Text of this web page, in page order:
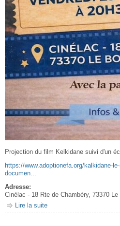
Projection du film Kelkidane suivi d'un
https://www.adoptionefa.org/kalkidane-
documen...
Adresse:
Cinélac - 18 Rte de Chambéry, 73370 Le
Lire la suite